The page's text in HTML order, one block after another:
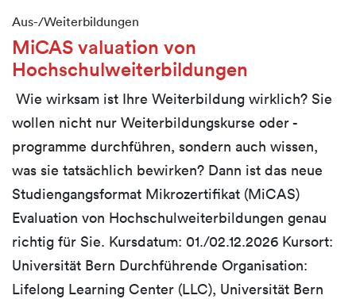
Aus-/Weiterbildungen
MiCAS valuation von
Hochschulweiterbildungen
Wie wirksam ist Ihre Weiterbildung wirklich? Sie
wollen nicht nur Weiterbildungskurse oder -
programme durchführen, sondern auch wissen,
was sie tatsächlich bewirken? Dann ist das neue
Studiengangsformat Mikrozertifikat (MiCAS)
Evaluation von Hochschulweiterbildungen genau
richtig für Sie. Kursdatum: 01./02.12.2026 Kursort:
Universität Bern Durchführende Organisation:
Lifelong Learning Center (LLC), Universität Bern